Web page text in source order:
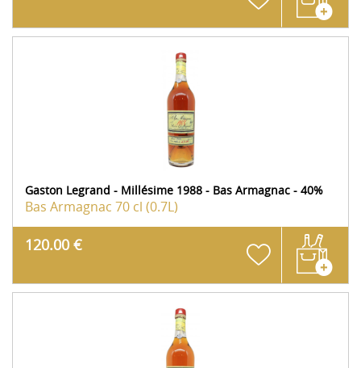
Gaston Legrand - Millésime 1988 - Bas Armagnac - 40%
Bas Armagnac 70 cl (0.7L)
120.00 €